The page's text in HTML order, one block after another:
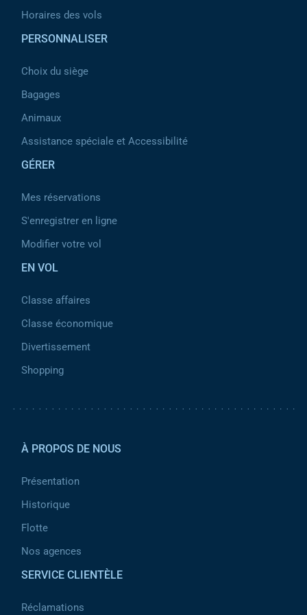
Horaires des vols
PERSONNALISER
Choix du siège
Bagages
Animaux
Assistance spéciale et Accessibilité
GÉRER
Mes réservations
S'enregistrer en ligne
Modifier votre vol
EN VOL
Classe affaires
Classe économique
Divertissement
Shopping
À PROPOS DE NOUS
Présentation
Historique
Flotte
Nos agences
SERVICE CLIENTÈLE
Réclamations